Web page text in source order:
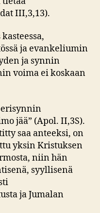
III,3,13).
ja evankeliumin
ja synnin
voima ei koskaan
jää” (Apol. II,3S).
saa anteeksi, on
yksin Kristuksen
niin hän
syyllisenä
ja Jumalan